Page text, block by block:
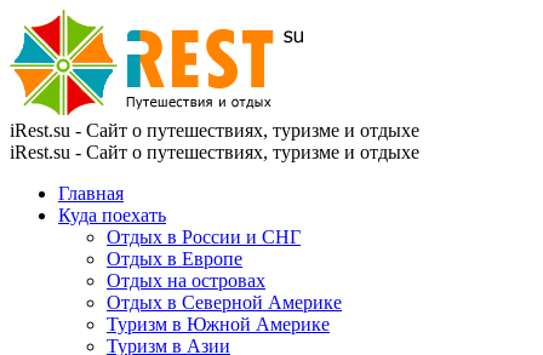
iRest.su - Сайт о путешествиях, туризме и отдыхе
iRest.su - Сайт о путешествиях, туризме и отдыхе
Главная
Куда поехать
Отдых в России и СНГ
Отдых в Европе
Отдых на островах
Отдых в Северной Америке
Туризм в Южной Америке
Туризм в Азии